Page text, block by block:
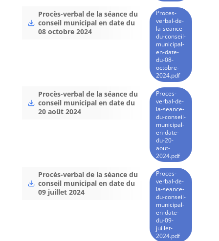
Procès-verbal de la séance du
conseil municipal en date du
08 octobre 2024
Proces-
verbal-de-
la-seance-
du-conseil-
municipal-
en-date-
du-08-
octobre-
2024.pdf
Procès-verbal de la séance du
conseil municipal en date du
20 août 2024
Proces-
verbal-de-
la-seance-
du-conseil-
municipal-
en-date-
du-20-
aout-
2024.pdf
Procès-verbal de la séance du
conseil municipal en date du
09 juillet 2024
Proces-
verbal-de-
la-seance-
du-conseil-
municipal-
en-date-
du-09-
juillet-
2024.pdf